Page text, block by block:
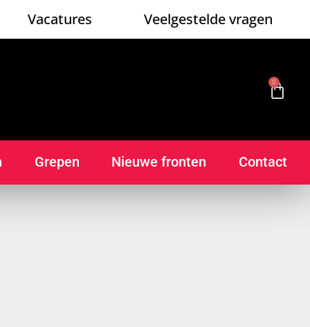
Vacatures Veelgestelde vragen
0
Grepen Nieuwe fronten Contact